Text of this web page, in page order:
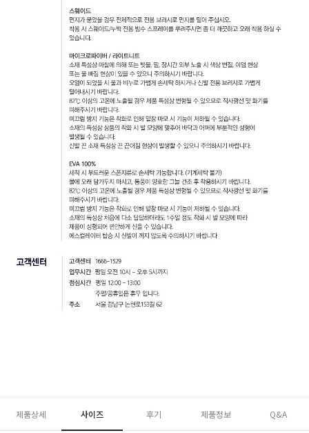
제품상세 사이즈 후기 제품정보 Q&A